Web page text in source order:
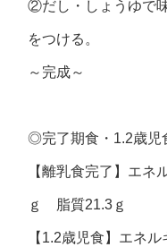
②だし・しょうゆで
をつける。
～完成～
◎完了期食・ 1.2歳児
【離乳食完了】エ
ｇ 脂質21.3ｇ
【1.2歳児食】エネ